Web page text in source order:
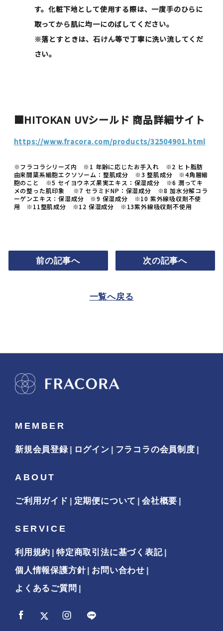
す。化粧下地として使用する際は、一度手のひらに
取ってから肌に均一にのばしてください。
※落とすときは、石けん等で丁寧に洗い流してくだ
さい。
■HITOKAN UVシールド 商品詳細サイト
https://www.fracora.com/products/32504901.html
※フラコラシリーズ内 ※1 年齢に応じたお手入れ ※2 ヒト脂肪
由来間葉系細胞エクソソーム：整肌成分 ※3 整肌成分 ※4角層細
胞のこと ※5 セイヨウネズ果実エキス：保湿成分 ※6 潤ってキ
メの整った肌印象 ※7 セラミドNP：保湿成分 ※8 加水分解コラ
ーゲンエキス：保湿成分 ※9 保湿成分 ※10 紫外線吸収剤不使
用 ※11整肌成分 ※12 保湿成分 ※13紫外線吸収剤不使用
前の記事へ
一覧へ戻る
次の記事へ
MEMBER
新規会員登録 ログイン フラコラの会員制度
ABOUT
ご利用ガイド 定期便について 会社概要
SERVICE
利用規約
特定商取引法に基づく表記
個人情報保護方針
お問い合わせ
よくあるご質問